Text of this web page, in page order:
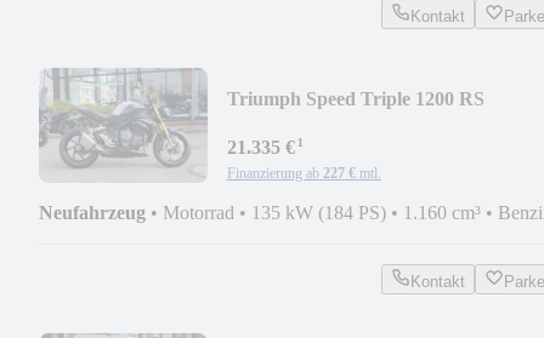
Kontakt
Triumph Speed Triple 1200 RS
21.335 €¹
Finanzierung ab 227 € mtl.
Neufahrzeug • Motorrad • 135 kW (184 PS) • 1.160 cm³ •
Kontakt